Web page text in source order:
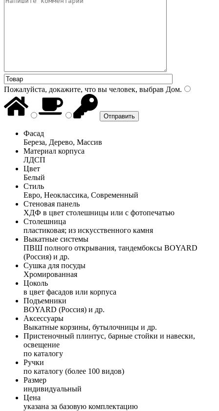
Пожалуйста, докажите, что вы человек, выбрав Дом.
Фасад
Береза, Дерево, Массив
Материал корпуса
ЛДСП
Цвет
Белый
Стиль
Евро, Неоклассика, Современный
Стеновая панель
ХДФ в цвет столешницы или с фотопечатью
Столешница
пластиковая; из искусственного камня
Выкатные системы
ПВШ полного открывания, тандембоксы BOYARD
(Россия) и др.
Сушка для посуды
Хромированная
Цоколь
в цвет фасадов или корпуса
Подъемники
BOYARD (Россия) и др.
Аксессуары
Выкатные корзины, бутылочницы и др.
Пристеночный плинтус, барные стойки и навески,
освещение
по каталогу
Ручки
по каталогу (более 100 видов)
Размер
индивидуальный
Цена
указана за базовую комплектацию